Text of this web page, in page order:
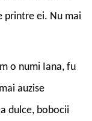
printre ei. Nu mai
o numi Iana, fu
auzise
dulce, bobocii